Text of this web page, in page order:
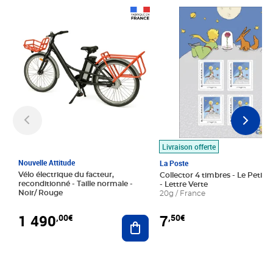
Nouvelle Attitude
Vélo électrique du facteur,
reconditionné - Taille normale -
Noir/ Rouge
1 490,00€ Ajouter au panier
Livraison offerte
La Poste
Collector 4 timbres - Le Petit
- Lettre Verte
20g / France
7,50€
Prix 7,50€